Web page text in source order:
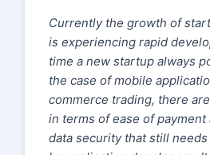
Currently the growth of
is experiencing rapid
time a new startup always
the case of mobile
commerce trading, there
in terms of ease of
data security that still